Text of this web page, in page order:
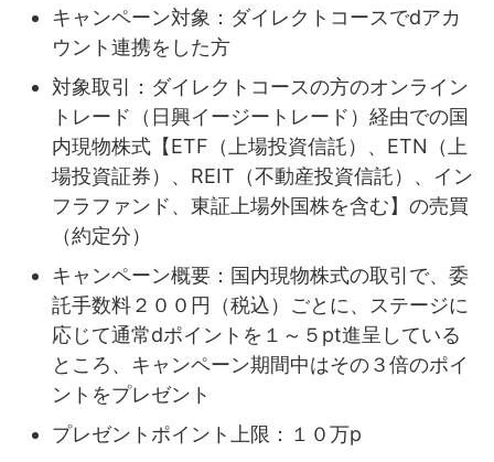
キャンペーン対象：ダイレクトコースでdアカ
ウント連携をした方
対象取引：ダイレクトコースの方のオンライン
トレード（日興イージートレード）経由での国
内現物株式【ETF（上場投資信託）、ETN（上
場投資証券）、REIT（不動産投資信託）、イン
フラファンド、東証上場外国株を含む】の売買
（約定分）
キャンペーン概要：国内現物株式の取引で、委
託手数料２００円（税込）ごとに、ステージに
応じて通常dポイントを１～５pt進呈している
ところ、キャンペーン期間中はその３倍のポイ
ントをプレゼント
プレゼントポイント上限：１０万p